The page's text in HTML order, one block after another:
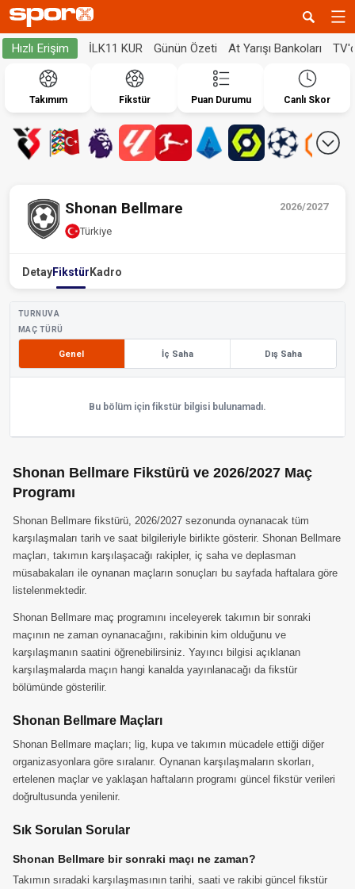
Hızlı Erişim İLK11 KUR Günün Özeti At Yarışı Bankoları
Takımım Fikstür Puan Durumu Canlı Skor
2026/2027
Shonan Bellmare
Türkiye
DetayFikstür Kadro
TURNUVA
MAÇ TÜRÜ
Genel İç Saha Dış Saha
Bu bölüm için fikstür bilgisi bulunamadı.
Shonan Bellmare Fikstürü ve 2026/2027 Maç
Programı
Shonan Bellmare fikstürü, 2026/2027 sezonunda oynanacak tüm
karşılaşmaları tarih ve saat bilgileriyle birlikte gösterir. Shonan Bellmare
maçları, takımın karşılaşacağı rakipler, iç saha ve deplasman
müsabakaları ile oynanan maçların sonuçları bu sayfada haftalara göre
listelenmektedir.
Shonan Bellmare maç programını inceleyerek takımın bir sonraki
maçının ne zaman oynanacağını, rakibinin kim olduğunu ve
karşılaşmanın saatini öğrenebilirsiniz. Yayıncı bilgisi açıklanan
karşılaşmalarda maçın hangi kanalda yayınlanacağı da fikstür
bölümünde gösterilir.
Shonan Bellmare Maçları
Shonan Bellmare maçları; lig, kupa ve takımın mücadele ettiği diğer
organizasyonlara göre sıralanır. Oynanan karşılaşmaların skorları,
ertelenen maçlar ve yaklaşan haftaların programı güncel fikstür verileri
doğrultusunda yenilenir.
Sık Sorulan Sorular
Shonan Bellmare bir sonraki maçı ne zaman?
Takımın sıradaki karşılaşmasının tarihi, saati ve rakibi güncel fikstür